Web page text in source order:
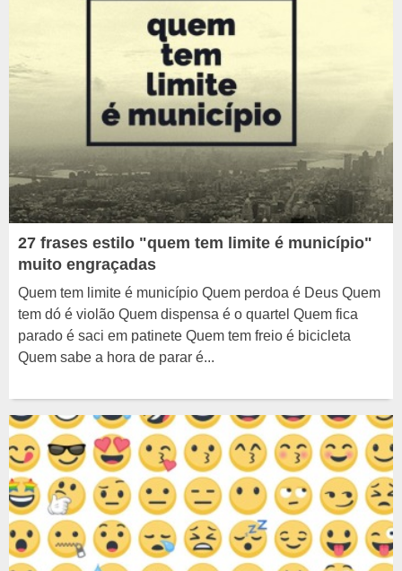
27 frases estilo "quem tem limite é município"
muito engraçadas
Quem tem limite é município Quem perdoa é Deus Quem
tem dó é violão Quem dispensa é o quartel Quem fica
parado é saci em patinete Quem tem freio é bicicleta
Quem sabe a hora de parar é...